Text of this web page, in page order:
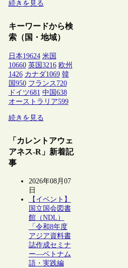
続きを見る
キーワードから検
索（国・地域）
日本19624 米国
10660 英国3216 欧州
1426 カナダ1069 韓
国950 フランス 720
ドイツ681 中国638
オーストラリア599
続きを見る
「カレントアウェ
アネス-R」新着記
事
2026年08月07
日
【イベント】
国立国会図書
館（NDL）
「令和8年度
アジア資料書
誌作成セミナ
ー―ベトナム
語・実践編